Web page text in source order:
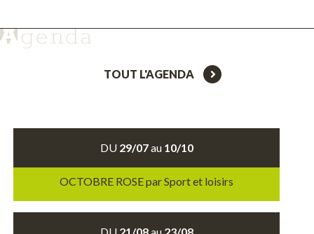
TOUT L'AGENDA
DU 29/07au 10/10
OCTOBRE ROSE par Sport et loisirs
DU 21/08au 23/08